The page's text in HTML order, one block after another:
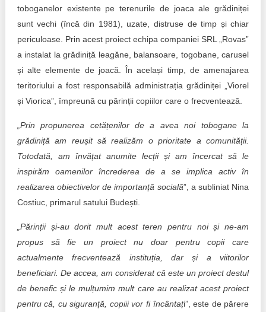
Achiziții publice
Achizițiile publice în vizorul societății civile
toboganelor existente pe terenurile de joaca ale grădiniței
sunt vechi (încă din 1981), uzate, distruse de timp și chiar
periculoase. Prin acest proiect echipa companiei SRL „Rovas”
a instalat la grădiniță leagăne, balansoare, togobane, carusel
și alte elemente de joacă. În același timp, de amenajarea
teritoriului a fost responsabilă administrația grădiniței „Viorel
și Viorica”, împreună cu părinții copiilor care o frecventează.
„Prin propunerea cetățenilor de a avea noi tobogane la
grădiniță am reușit să realizăm o prioritate a comunității.
Totodată, am învățat anumite lecții și am încercat să le
inspirăm oamenilor încrederea de a se implica activ în
realizarea obiectivelor de importanță socială”, a subliniat Nina
Costiuc, primarul satului Budești.
„Părinții și-au dorit mult acest teren pentru noi și ne-am
propus să fie un proiect nu doar pentru copii care
actualmente frecventează instituția, dar și a viitorilor
beneficiari. De accea, am considerat că este un proiect destul
de benefic și le mulțumim mult care au realizat acest proiect
pentru că, cu siguranță, copiii vor fi încântați”, este de părere